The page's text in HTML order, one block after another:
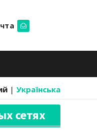
| Українська
сетях